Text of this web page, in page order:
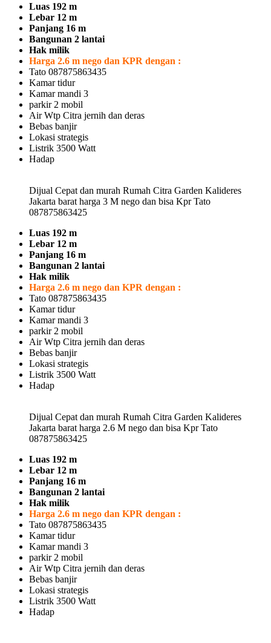
Luas 192 m
Lebar 12 m
Panjang 16 m
Bangunan 2 lantai
Hak milik
Harga 2.6 m nego dan KPR dengan :
Tato 087875863435
Kamar tidur
Kamar mandi 3
parkir 2 mobil
Air Wtp Citra jernih dan deras
Bebas banjir
Lokasi strategis
Listrik 3500 Watt
Hadap
Dijual Cepat dan murah Rumah Citra Garden Kalideres
Jakarta barat harga 3 M nego dan bisa Kpr Tato
087875863425
Luas 192 m
Lebar 12 m
Panjang 16 m
Bangunan 2 lantai
Hak milik
Harga 2.6 m nego dan KPR dengan :
Tato 087875863435
Kamar tidur
Kamar mandi 3
parkir 2 mobil
Air Wtp Citra jernih dan deras
Bebas banjir
Lokasi strategis
Listrik 3500 Watt
Hadap
Dijual Cepat dan murah Rumah Citra Garden Kalideres
Jakarta barat harga 2.6 M nego dan bisa Kpr Tato
087875863425
Luas 192 m
Lebar 12 m
Panjang 16 m
Bangunan 2 lantai
Hak milik
Harga 2.6 m nego dan KPR dengan :
Tato 087875863435
Kamar tidur
Kamar mandi 3
parkir 2 mobil
Air Wtp Citra jernih dan deras
Bebas banjir
Lokasi strategis
Listrik 3500 Watt
Hadap